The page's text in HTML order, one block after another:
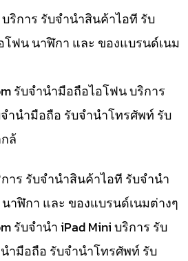
ริการ รับจำนำสินค้าไอที รับ
ฟน นาฬิกา และ ของแบรนด์เนม
รับจำนำมือถือไอโฟน บริการ
ำนำมือถือ รับจำนำโทรศัพท์ รับ
ล้
าร รับจำนำสินค้าไอที รับจำนำ
าฬิกา และ ของแบรนด์เนมต่างๆ
รับจำนำ iPad Mini บริการ รับ
ำมือถือ รับจำนำโทรศัพท์ รับ